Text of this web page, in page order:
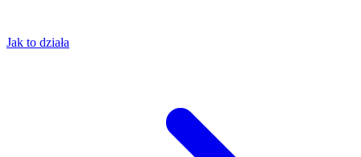
Jak to działa